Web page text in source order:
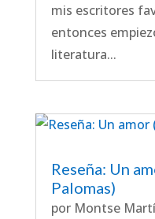
mis escritores
entonces
literatura...
Reseña: Un
Palomas)
por Montse